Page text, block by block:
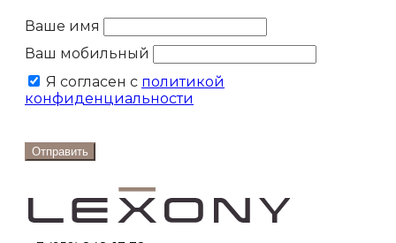
Ваше имя
Ваш мобильный
Я согласен с политикой
конфиденциальности
Отправить